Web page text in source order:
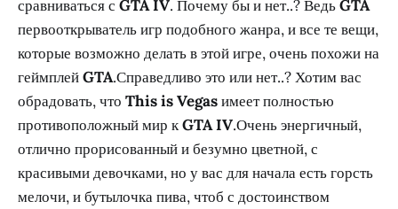
сравниваться с GTA IV. Почему бы и нет..? ВедьGTA
первооткрыватель игр подобного жанра, и все те вещи,
которые возможно делать в этой игре, очень похожи на
геймплейGTA.Справедливо это или нет..? Хотим вас
обрадовать, что This is Vegasимеет полностью
противоположный мир кGTA IV.Очень энергичный,
отлично прорисованный и безумно цветной, с
красивыми девочками, но у вас для начала есть горсть
мелочи, и бутылочка пива, чтоб с достоинством